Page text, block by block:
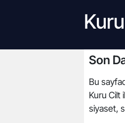
Son
Bu
Kuru Cilt
siyaset,